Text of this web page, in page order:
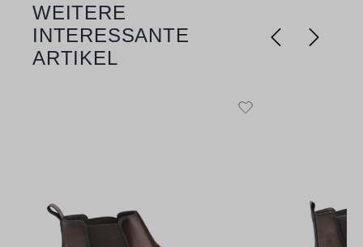
Produktgalerie überspringen
WEITERE
INTERESSANTE
ARTIKEL